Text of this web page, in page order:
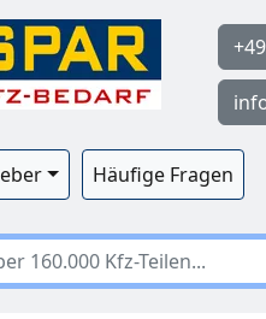
Häufige Fragen